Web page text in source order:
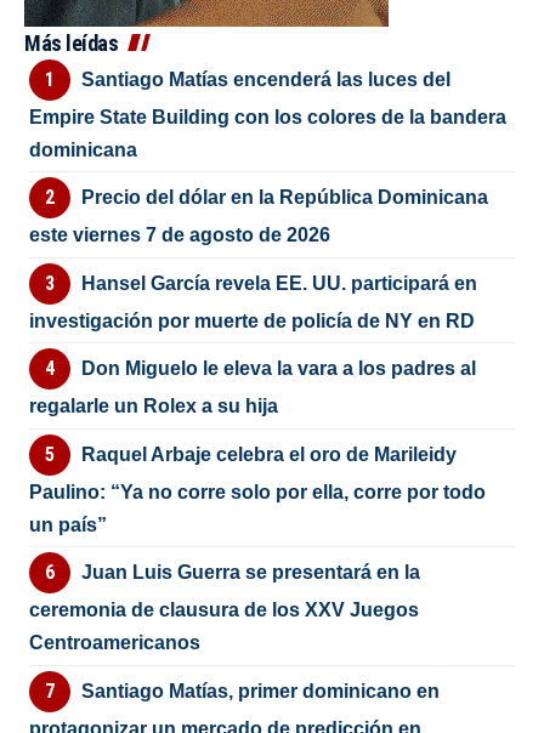
Más leídas
Santiago Matías encenderá las luces del
Empire State Building con los colores de la bandera
dominicana
Precio del dólar en la República Dominicana
este viernes 7 de agosto de 2026
Hansel García revela EE. UU. participará en
investigación por muerte de policía de NY en RD
Don Miguelo le eleva la vara a los padres al
regalarle un Rolex a su hija
Raquel Arbaje celebra el oro de Marileidy
Paulino: “Ya no corre solo por ella, corre por todo
un país”
Juan Luis Guerra se presentará en la
ceremonia de clausura de los XXV Juegos
Centroamericanos
Santiago Matías, primer dominicano en
protagonizar un mercado de predicción en